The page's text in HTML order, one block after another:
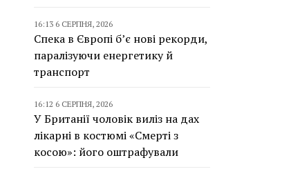
16:13 6 СЕРПНЯ, 2026
Спека в Європі б’є нові рекорди,
паралізуючи енергетику й
транспорт
16:12 6 СЕРПНЯ, 2026
У Британії чоловік виліз на дах
лікарні в костюмі «Смерті з
косою»: його оштрафували